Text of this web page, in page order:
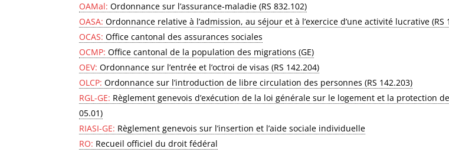
OAMal: Ordonnance sur l’assurance-maladie (RS 832.102)
OASA: Ordonnance relative à l’admission, au séjour et à l’exercice d’une activité lucrative (RS
OCAS: Office cantonal des assurances sociales
OCMP: Office cantonal de la population des migrations (GE)
OEV: Ordonnance sur l’entrée et l’octroi de visas (RS 142.204)
OLCP: Ordonnance sur l’introduction de libre circulation des personnes (RS 142.203)
RGL-GE: Règlement genevois d’exécution de la loi générale sur le logement et la protection
05.01)
RIASI-GE: Règlement genevois sur l’insertion et l’aide sociale individuelle
RO: Recueil officiel du droit fédéral